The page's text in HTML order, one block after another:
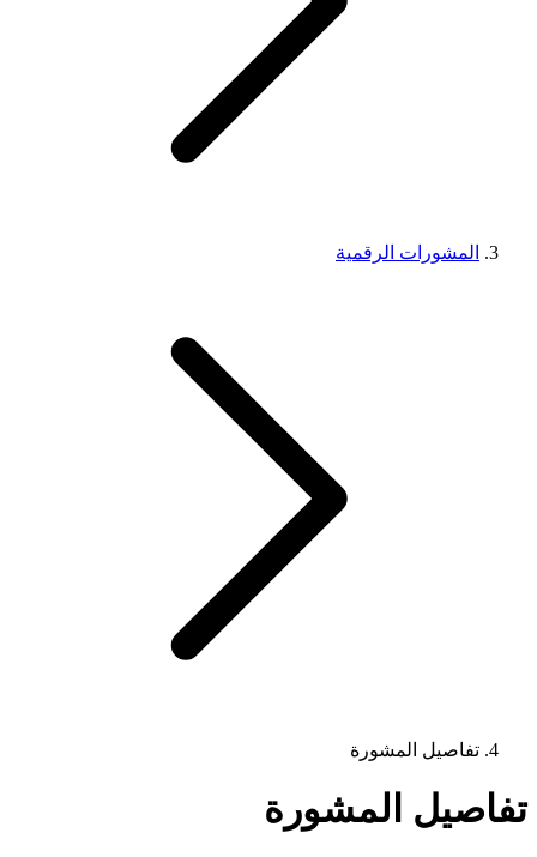
المشورات الرقمية
تفاصيل المشورة
تفاصيل المشورة